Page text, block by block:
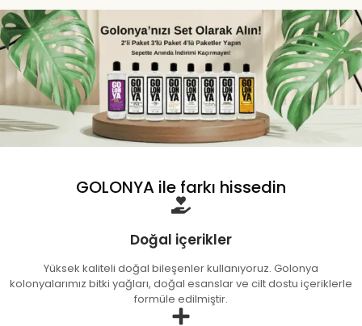
GOLONYA ile farkı hissedin
Doğal içerikler
Yüksek kaliteli doğal bileşenler kullanıyoruz. Golonya
kolonyalarımız bitki yağları, doğal esanslar ve cilt dostu içeriklerle
formüle edilmiştir.